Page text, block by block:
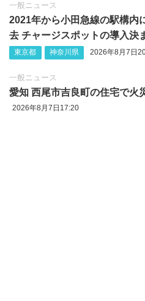
一般ニュース
2021年から小田急線の駅構内
去 チャージスポットの導入決
東京都 神奈川県 2026年8月7日
一般ニュース
愛知 西尾市吉良町の住宅で火
2026年8月7日17:20